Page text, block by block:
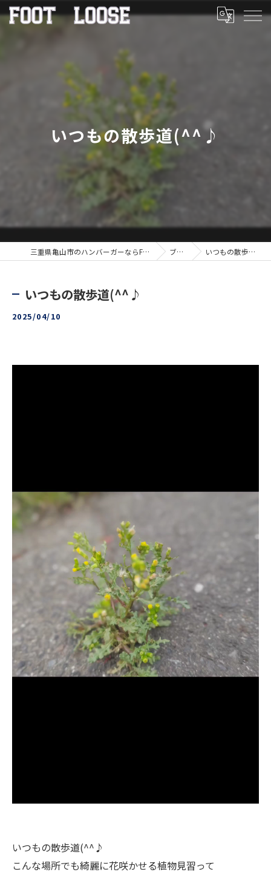
いつもの散歩道(^^♪
三重県亀山市のハンバーガーならFOOT LOOSE ブログ いつもの散歩道(^^♪
いつもの散歩道(^^♪
2025/04/10
いつもの散歩道(^^♪
こんな場所でも綺麗に花咲かせる植物見習って